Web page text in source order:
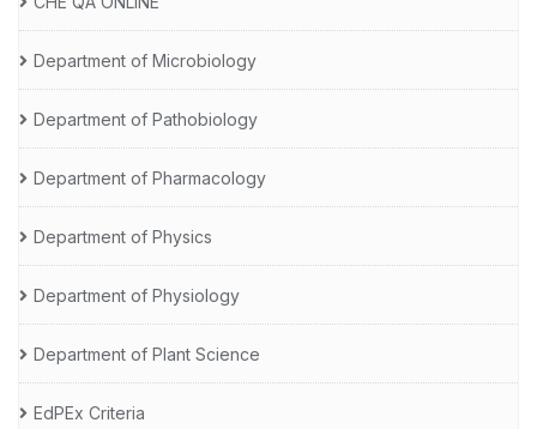
Department of Microbiology
Department of Pathobiology
Department of Pharmacology
Department of Physics
Department of Physiology
Department of Plant Science
EdPEx Criteria